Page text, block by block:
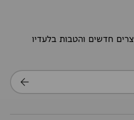
חדשים והטבות בלעדיו
הרשמה